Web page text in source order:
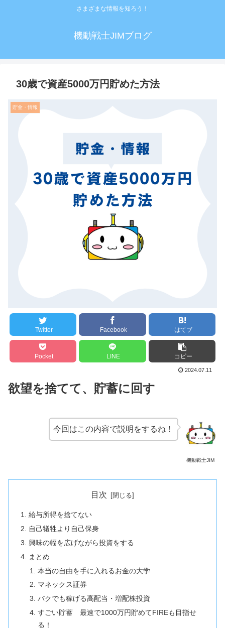
さまざまな情報を知ろう！
機動戦士JIMブログ
30歳で資産5000万円貯めた方法
貯金・情報
Twitter Facebook はてブ
Pocket LINE コピー
2024.07.11
欲望を捨てて、貯蓄に回す
機動戦士JIM
今回はこの内容で説明をするね！
目次
給与所得を捨てない
自己犠牲より自己保身
興味の幅を広げながら投資をする
まとめ
本当の自由を手に入れるお金の大学
マネックス証券
バクでも稼げる高配当・増配株投資
すごい貯蓄 最速で1000万円貯めてFIREも目指せ
る！